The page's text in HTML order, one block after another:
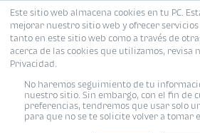
Este sitio web almacena cookies en tu PC.
mejorar nuestro sitio web y ofrecer servicios
tanto en este sitio web como a través de
acerca de las cookies que utilizamos, revisa
Privacidad.
No haremos seguimiento de tu
nuestro sitio. Sin embargo, con el fin de
preferencias, tendremos que usar solo
para que no se te solicite volver a tomar